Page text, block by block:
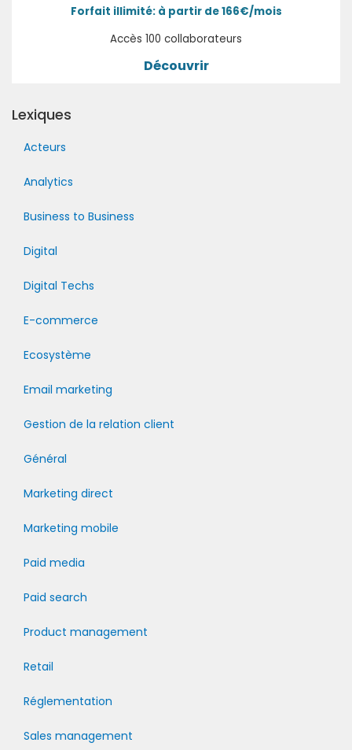
Forfait illimité: à partir de 166€/mois
Accès 100 collaborateurs
Découvrir
Lexiques
Acteurs
Analytics
Business to Business
Digital
Digital Techs
E-commerce
Ecosystème
Email marketing
Gestion de la relation client
Général
Marketing direct
Marketing mobile
Paid media
Paid search
Product management
Retail
Réglementation
Sales management